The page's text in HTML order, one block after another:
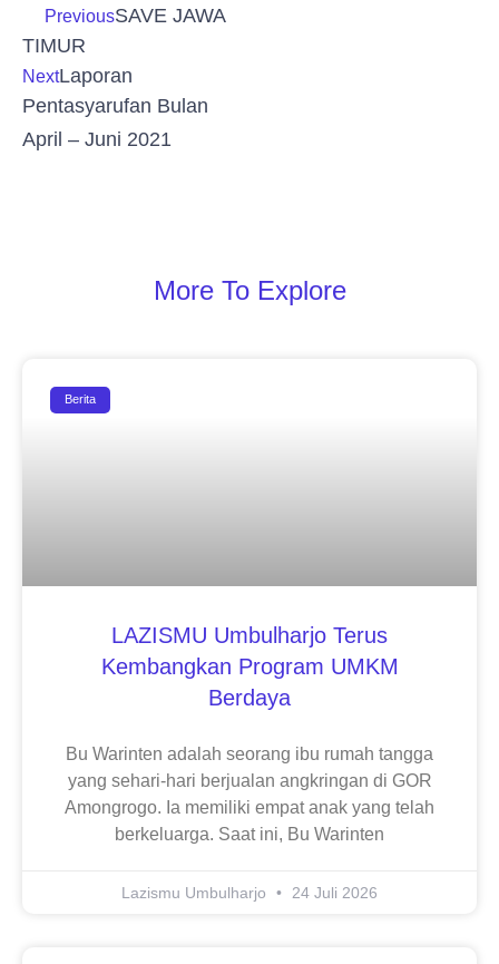
PreviousSAVE JAWA
TIMUR
NextLaporan
Pentasyarufan Bulan
April – Juni 2021
More To Explore
Berita
LAZISMU Umbulharjo Terus
Kembangkan Program UMKM
Berdaya
Bu Warinten adalah seorang ibu rumah tangga
yang sehari-hari berjualan angkringan di GOR
Amongrogo. Ia memiliki empat anak yang telah
berkeluarga. Saat ini, Bu Warinten
Lazismu Umbulharjo 24 Juli 2026